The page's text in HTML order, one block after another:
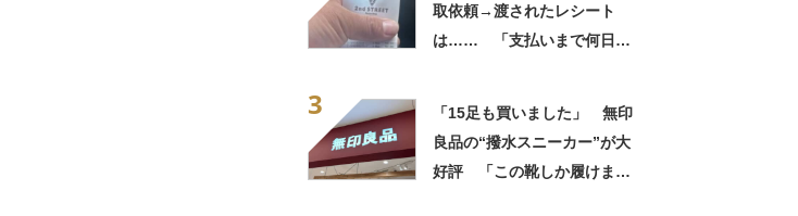
取依頼→渡されたレシート
は…… 「支払いまで何日か
3
「15足も買いました」 無印
良品の“撥水スニーカー”が大
好評 「この靴しか履けませ